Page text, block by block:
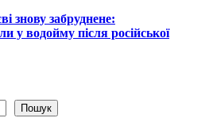
знову забруднене:
у водойму після російської
Пошук